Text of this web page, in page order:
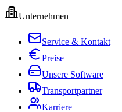
Unternehmen
Service & Kontakt
Preise
Unsere Software
Transportpartner
Karriere